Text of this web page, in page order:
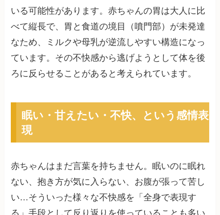
いる可能性があります。赤ちゃんの胃は大人に比
べて縦長で、胃と食道の境目（噴門部）が未発達
なため、ミルクや母乳が逆流しやすい構造になっ
ています。その不快感から逃げようとして体を後
ろに反らせることがあると考えられています。
眠い・甘えたい・不快、という感情表
現
赤ちゃんはまだ言葉を持ちません。眠いのに眠れ
ない、抱き方が気に入らない、お腹が張って苦し
い…そういった様々な不快感を「全身で表現す
る」手段として反り返りを使っていることも多い